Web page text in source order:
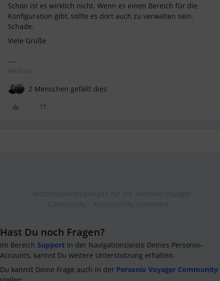
Schön ist es wirklich nicht. Wenn es einen Bereich für die
Konfiguration gibt, sollte es dort auch zu verwalten sein.
Schade.
Viele Grüße
Andrea
2 Menschen gefällt dies
Hast Du noch Fragen?
Im Bereich Support in der Navigationsleiste Deines Personio-
Accounts, kannst Du weitere Unterstützung erhalten.
Du kannst Deine Frage auch in der Personio Voyager Community